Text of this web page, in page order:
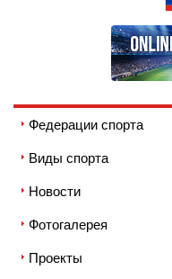
Федерации спорта
Виды спорта
Новости
Фотогалерея
Проекты